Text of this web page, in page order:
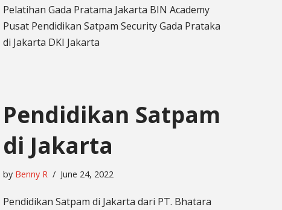
Pelatihan Gada Pratama Jakarta BIN Academy
Pusat Pendidikan Satpam Security Gada Prataka
di Jakarta DKI Jakarta
Pendidikan Satpam
di Jakarta
by Benny R June 24, 2022
Pendidikan Satpam di Jakarta dari PT. Bhatara